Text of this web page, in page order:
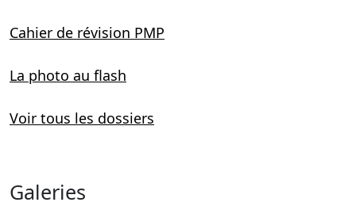
Cahier de révision PMP
La photo au flash
Voir tous les dossiers
Galeries